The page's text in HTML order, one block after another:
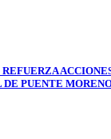
PUENTE